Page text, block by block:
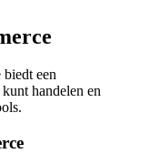
een
handelen en